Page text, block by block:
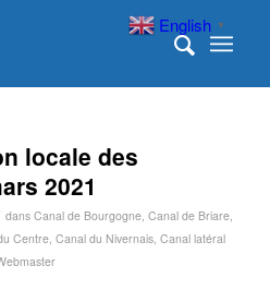
locale des
2021
dans Canal de Bourgogne, Canal de Briare,
Centre, Canal du Nivernais, Canal latéral
English ▼